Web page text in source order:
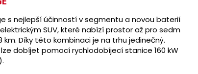
s nejlepší účinností v segmentu a novou baterií
SUV, které nabízí prostor až pro sedm
Díky této kombinaci je na trhu jedinečný.
dobíjet pomocí rychlodobíjecí stanice 160 kW